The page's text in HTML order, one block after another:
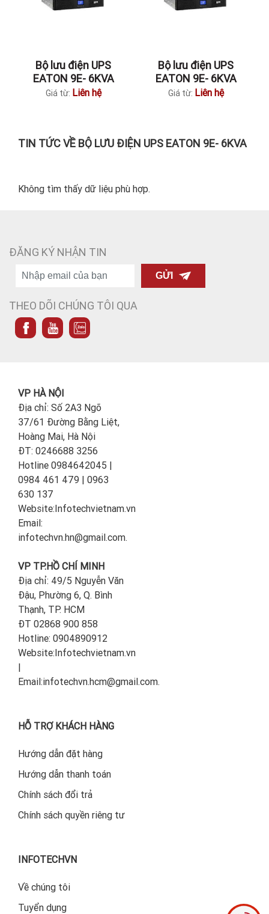
Bộ lưu điện UPS
EATON 9E- 6KVA
Giá từ: Liên hệ
Bộ lưu điện UPS
EATON 9E- 6KVA
Giá từ: Liên hệ
TIN TỨC VỀ BỘ LƯU ĐIỆN UPS EATON 9E- 6KVA
Không tìm thấy dữ liệu phù hợp.
ĐĂNG KÝ NHẬN TIN
GỬI
THEO DÕI CHÚNG TÔI QUA
VP HÀ NỘI
Địa chỉ: Số 2A3 Ngõ
37/61 Đường Bằng Liệt,
Hoàng Mai, Hà Nội
ĐT: 0246688 3256
Hotline 0984642045 |
0984 461 479 | 0963
630 137
Website:Infotechvietnam.vn
Email:
infotechvn.hn@gmail.com.
VP TP.HỒ CHÍ MINH
Địa chỉ: 49/5 Nguyễn Văn
Đậu, Phường 6, Q. Bình
Thạnh, TP. HCM
ĐT 02868 900 858
Hotline: 0904890912
Website:Infotechvietnam.vn
|
Email:infotechvn.hcm@gmail.com.
HỖ TRỢ KHÁCH HÀNG
Hướng dẫn đặt hàng
Hướng dẫn thanh toán
Chính sách đổi trả
Chính sách quyền riêng tư
INFOTECHVN
Về chúng tôi
Tuyển dụng